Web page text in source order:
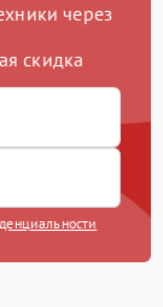
через
скидка